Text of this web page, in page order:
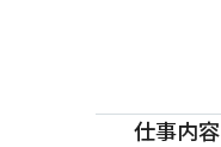
仕事内容